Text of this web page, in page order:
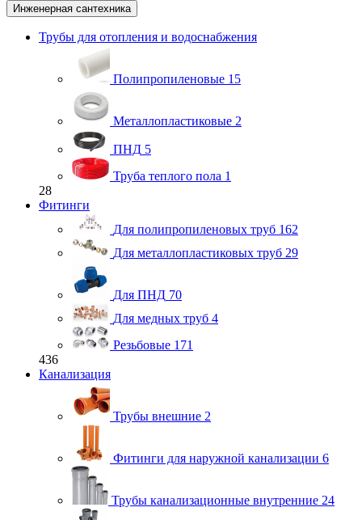
Инженерная сантехника
Трубы для отопления и водоснабжения
Полипропиленовые 15
Металлопластиковые 2
ПНД 5
Труба теплого пола 1
28
Фитинги
Для полипропиленовых труб 162
Для металлопластиковых труб 29
Для ПНД 70
Для медных труб 4
Резьбовые 171
436
Канализация
Трубы внешние 2
Фитинги для наружной канализации 6
Трубы канализационные внутренние 24